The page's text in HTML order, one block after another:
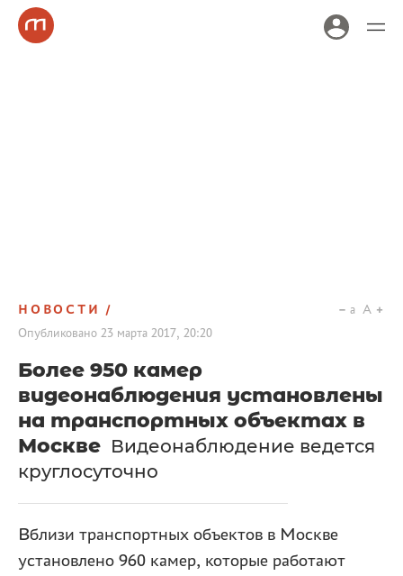
НОВОСТИ
Опубликовано 23 марта 2017, 20:20
a A
Более 950 камер
видеонаблюдения установлены
на транспортных объектах в
Москве Видеонаблюдение ведется
круглосуточно
Вблизи транспортных объектов в Москве
установлено 960 камер, которые работают